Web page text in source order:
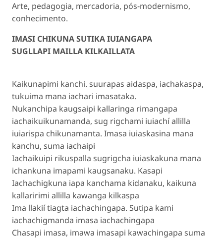
Arte, pedagogia, mercadoria, pós-modernismo,
conhecimento.
IMASI CHIKUNA SUTIKA IUIANGAPA
SUGLLAPI MAILLA KILKAILLATA
Kaikunapimi kanchi. suurapas aidaspa, iachakaspa,
tukuima mana iachari imasataka.
Nukanchipa kaugsaipi kallaringa rimangapa
iachaikuikunamanda, sug rigchami iuiachí allilla
iuiarispa chikunamanta. Imasa iuiaskasina mana
kanchu, suma iachaipi
Iachaikuipi rikuspalla sugrigcha iuiaskakuna mana
ichankuna imapami kaugsanaku. Kasapi
Iachachigkuna iapa kanchama kidanaku, kaikuna
kallaririmi allilla kawanga kilkaspa
Ima llakií tiagta iachachingapa. Sutipa kami
iachachigmanda imasa iachachingapa
Chasapi imasa, imawa imasapi kawachingapa suma